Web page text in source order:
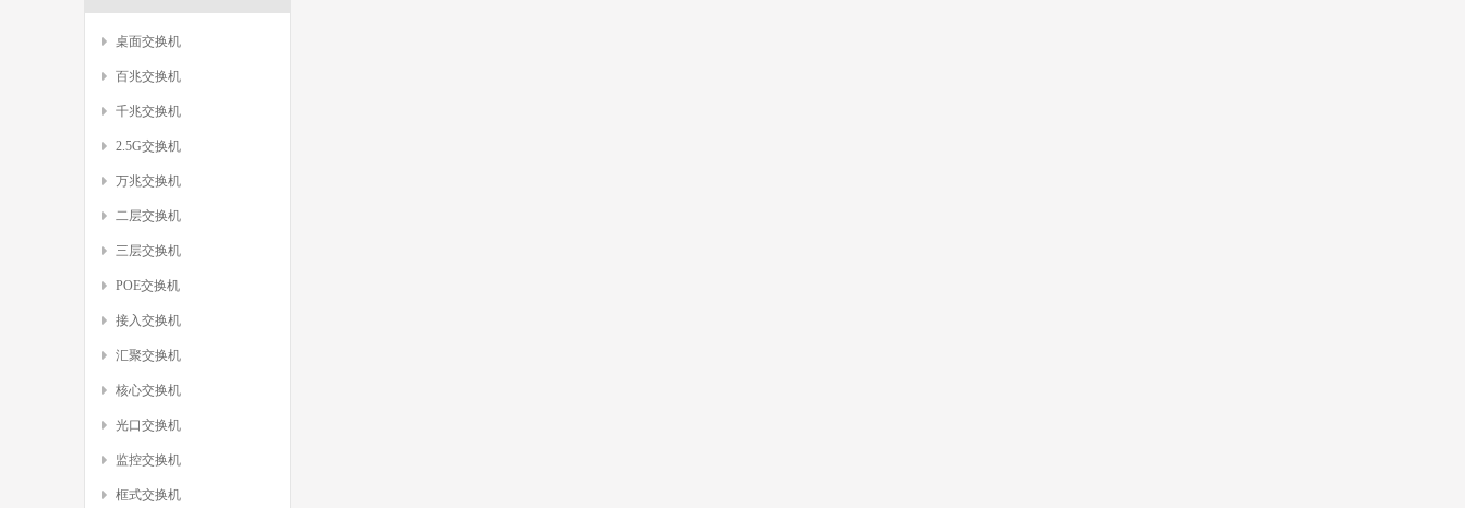
桌面交换机
百兆交换机
千兆交换机
2.5G交换机
万兆交换机
二层交换机
三层交换机
POE交换机
接入交换机
汇聚交换机
核心交换机
光口交换机
监控交换机
框式交换机